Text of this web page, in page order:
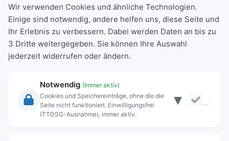
Rechtliche Angaben
Datenschutz
Kontakt
Lokwelt Freilassing
Wir verwenden Cookies und ähnliche Technologien.
Einige sind notwendig, andere helfen uns, diese Seite und
Ihr Erlebnis zu verbessern. Dabei werden Daten an bis zu
3 Dritte weitergegeben. Sie können Ihre Auswahl
jederzeit widerrufen oder ändern.
Notwendig (Immer aktiv)
Cookies und Speichereinträge, ohne die die
Seite nicht funktioniert. Einwilligungsfrei
(TTDSG-Ausnahme), immer aktiv.
▾